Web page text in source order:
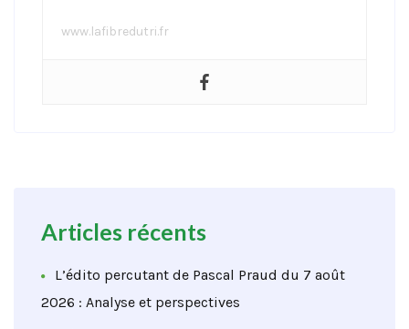
www.lafibredutri.fr
Articles récents
L’édito percutant de Pascal Praud du 7 août
2026 : Analyse et perspectives